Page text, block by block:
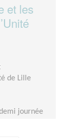
et les
de Lille
journée